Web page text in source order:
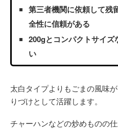
第三者機関に依頼して残
全性に信頼がある
200gとコンパクトサイ
い
太白タイプよりもごまの風味
りづけとして活躍します。
チャーハンなどの炒めものの